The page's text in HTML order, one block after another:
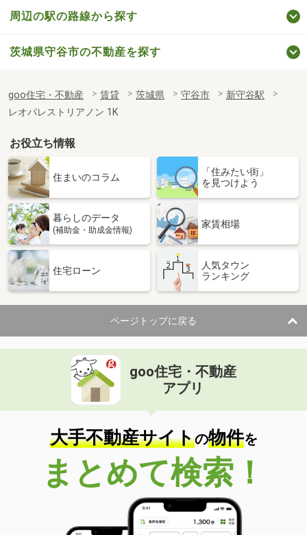
周辺の駅の路線から探す
茨城県守谷市の不動産を探す
goo住宅・不動産 賃貸 茨城県 守谷市
新守谷駅
レオパレストリアノン 1K
お役立ち情報
住まいのコラム
「住みたい街」
を見つけよう
暮らしのデータ
(補助金・助成金情報)
家賃相場
住宅ローン
人気タウン
ランキング
ページトップに戻る
goo住宅・不動産
アプリ
大手不動産サイトの物件を
まとめて検索！